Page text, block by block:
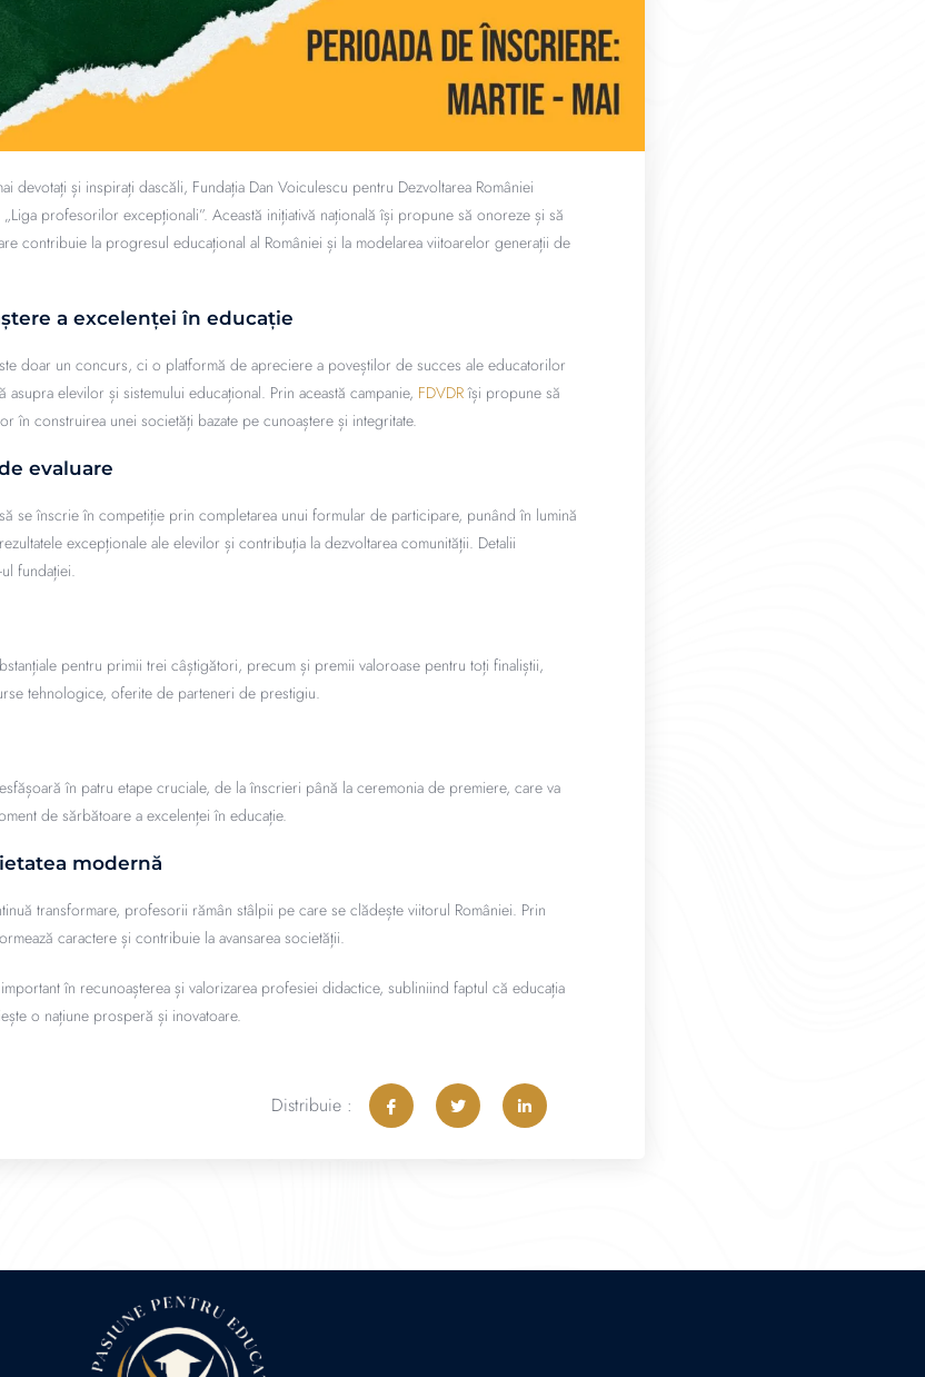
devotați și inspirați dascăli, Fundația Dan Voiculescu pentru Dezvoltarea României
profesorilor excepționali”. Această inițiativă națională își propune să onoreze și să
contribuie la progresul educațional al României și la modelarea viitoarelor generații de
a excelenței în educație
doar un concurs, ci o platformă de apreciere a poveștilor de succes ale educatorilor
asupra elevilor și sistemului educațional. Prin această campanie, FDVDRîși propune să
în construirea unei societăți bazate pe cunoaștere și integritate.
evaluare
se înscrie în competiție prin completarea unui formular de participare, punând în lumină
excepționale ale elevilor și contribuția la dezvoltarea comunității. Detalii
fundației.
pentru primii trei câștigători, precum și premii valoroase pentru toți finaliștii,
tehnologice, oferite de parteneri de prestigiu.
în patru etape cruciale, de la înscrieri până la ceremonia de premiere, care va
de sărbătoare a excelenței în educație.
modernă
transformare, profesorii rămân stâlpii pe care se clădește viitorul României. Prin
caractere și contribuie la avansarea societății.
în recunoașterea și valorizarea profesiei didactice, subliniind faptul că educația
o națiune prosperă și inovatoare.
Distribuie :